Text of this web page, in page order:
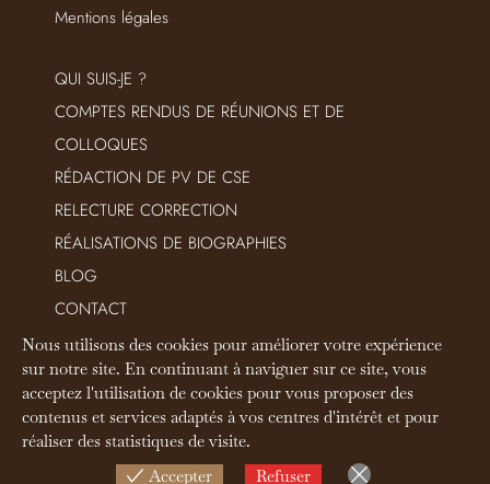
Mentions légales
QUI SUIS-JE ?
COMPTES RENDUS DE RÉUNIONS ET DE
COLLOQUES
RÉDACTION DE PV DE CSE
RELECTURE CORRECTION
RÉALISATIONS DE BIOGRAPHIES
BLOG
CONTACT
Top
Nous utilisons des cookies pour améliorer votre expérience
sur notre site. En continuant à naviguer sur ce site, vous
acceptez l'utilisation de cookies pour vous proposer des
contenus et services adaptés à vos centres d'intérêt et pour
réaliser des statistiques de visite.
Accepter
Refuser